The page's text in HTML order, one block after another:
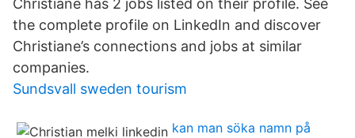
Christiane has 2 jobs listed on their profile. See
the complete profile on LinkedIn and discover
Christiane’s connections and jobs at similar
companies.
Sundsvall sweden tourism
kan man söka namn på